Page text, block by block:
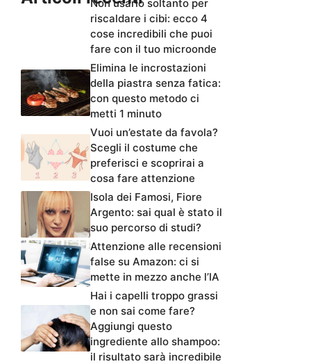
Non usarlo soltanto per
riscaldare i cibi: ecco 4
cose incredibili che puoi
fare con il tuo microonde
Elimina le incrostazioni
della piastra senza fatica:
con questo metodo ci
metti 1 minuto
Vuoi un’estate da favola?
Scegli il costume che
preferisci e scoprirai a
cosa fare attenzione
Isola dei Famosi, Fiore
Argento: sai qual è stato il
suo percorso di studi?
Attenzione alle recensioni
false su Amazon: ci si
mette in mezzo anche l’IA
Hai i capelli troppo grassi
e non sai come fare?
Aggiungi questo
ingrediente allo shampoo:
il risultato sarà incredibile